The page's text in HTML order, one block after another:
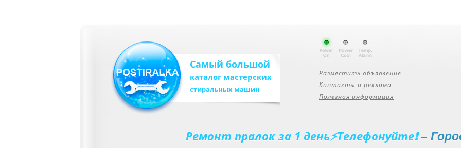
Самый большой
каталог мастерских
стиральных машин
Разместить объявление
Контакты и реклама
Полезная информация
Ремонт пралок за 1 день⚡Телефонуйте❗ –